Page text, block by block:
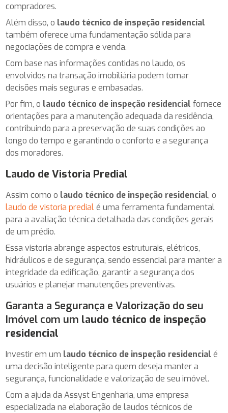
compradores.
Além disso, o laudo técnico de inspeção residencial
também oferece uma fundamentação sólida para
negociações de compra e venda.
Com base nas informações contidas no laudo, os
envolvidos na transação imobiliária podem tomar
decisões mais seguras e embasadas.
Por fim, o laudo técnico de inspeção residencial fornece
orientações para a manutenção adequada da residência,
contribuindo para a preservação de suas condições ao
longo do tempo e garantindo o conforto e a segurança
dos moradores.
Laudo de Vistoria Predial
Assim como o laudo técnico de inspeção residencial, o
laudo de vistoria predialé uma ferramenta fundamental
para a avaliação técnica detalhada das condições gerais
de um prédio.
Essa vistoria abrange aspectos estruturais, elétricos,
hidráulicos e de segurança, sendo essencial para manter a
integridade da edificação, garantir a segurança dos
usuários e planejar manutenções preventivas.
Garanta a Segurança e Valorização do seu
Imóvel com um laudo técnico de inspeção
residencial
Investir em um laudo técnico de inspeção residencial é
uma decisão inteligente para quem deseja manter a
segurança, funcionalidade e valorização de seu imóvel.
Com a ajuda da Assyst Engenharia, uma empresa
especializada na elaboração de laudos técnicos de